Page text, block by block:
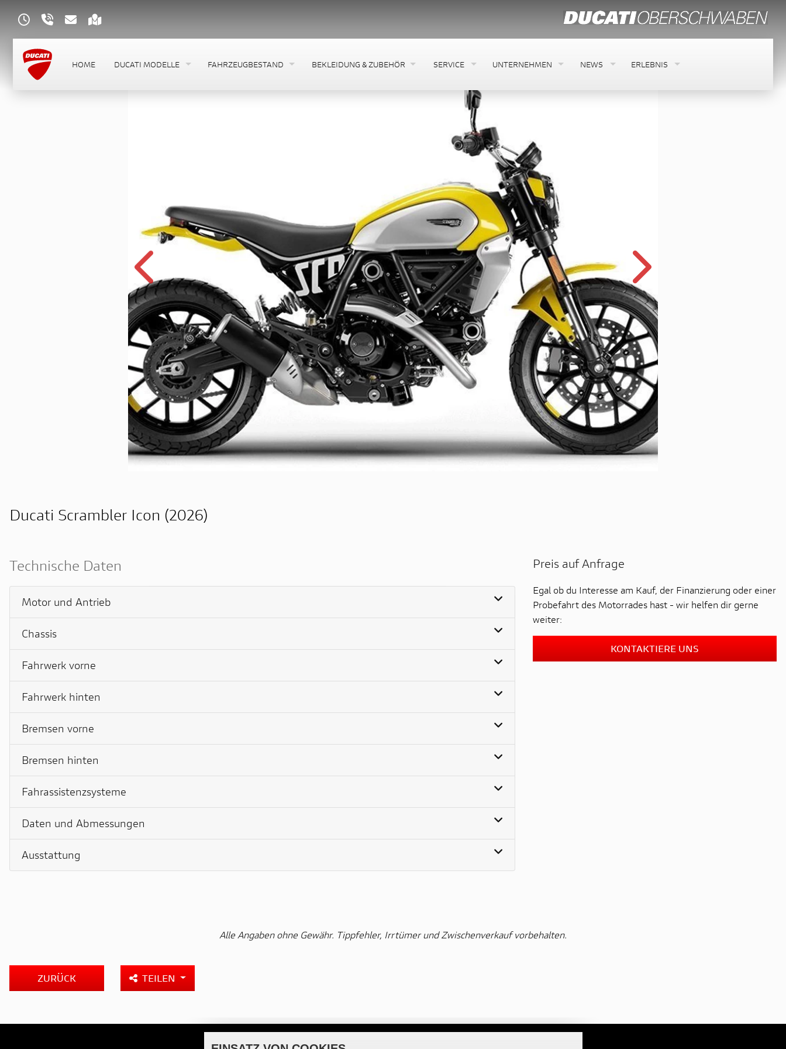
HOME DUCATI MODELLE FAHRZEUGBESTAND BEKLEIDUNG & ZUBEHÖR SERVICE UNTERNEHMEN NEWS ERLEBNIS
Ducati Scrambler Icon (2026)
Technische Daten
Motor und Antrieb
Chassis
Fahrwerk vorne
Fahrwerk hinten
Bremsen vorne
Bremsen hinten
Fahrassistenzsysteme
Daten und Abmessungen
Ausstattung
Preis auf Anfrage
Egal ob du Interesse am Kauf, der Finanzierung oder einer
Probefahrt des Motorrades hast - wir helfen dir gerne
weiter:
KONTAKTIERE UNS
Alle Angaben ohne Gewähr. Tippfehler, Irrtümer und Zwischenverkauf vorbehalten.
ZURÜCK TEILEN